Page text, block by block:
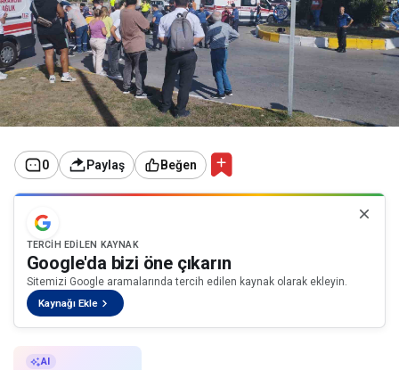
0 Paylaş Beğen
TERCIH EDILEN KAYNAK
Google'da bizi öne çıkarın
Sitemizi Google aramalarında tercih edilen kaynak olarak ekleyin.
Kaynağı Ekle
AI